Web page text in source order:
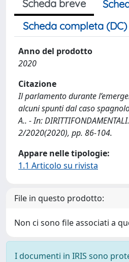
Scheda breve
Scheda completa (DC)
Anno del prodotto
2020
Citazione
Il parlamento durante
alcuni spunti dal caso
A.. - In:
2/2020(2020), pp. 86-104.
Appare nelle tipologie:
1.1 Articolo su rivista
File in questo prodotto:
Non ci sono file associati a
I documenti in IRIS sono